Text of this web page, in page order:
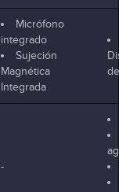
Micrófono
integrado
Sujeción
Magnética
Integrada
-